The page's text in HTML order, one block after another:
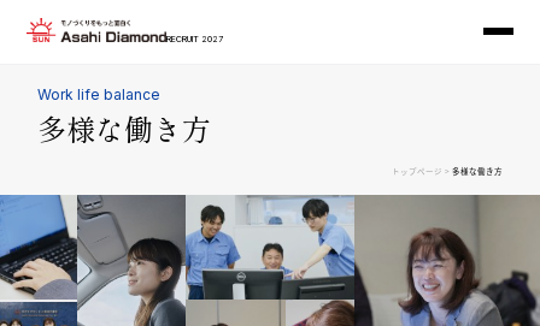
RECRUIT 2027
Work life balance
多様な働き方
トップページ > 多様な働き方